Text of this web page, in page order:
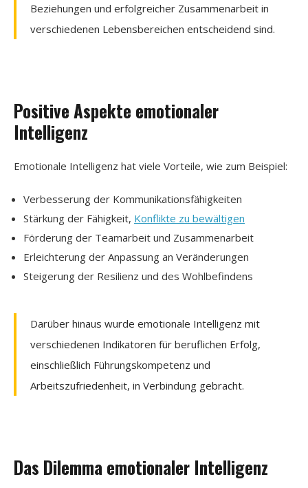
Beziehungen und erfolgreicher Zusammenarbeit in
verschiedenen Lebensbereichen entscheidend sind.
Positive Aspekte emotionaler
Intelligenz
Emotionale Intelligenz hat viele Vorteile, wie zum Beispiel:
Verbesserung der Kommunikationsfähigkeiten
Stärkung der Fähigkeit, Konflikte zu bewältigen
Förderung der Teamarbeit und Zusammenarbeit
Erleichterung der Anpassung an Veränderungen
Steigerung der Resilienz und des Wohlbefindens
Darüber hinaus wurde emotionale Intelligenz mit
verschiedenen Indikatoren für beruflichen Erfolg,
einschließlich Führungskompetenz und
Arbeitszufriedenheit, in Verbindung gebracht.
Das Dilemma emotionaler Intelligenz